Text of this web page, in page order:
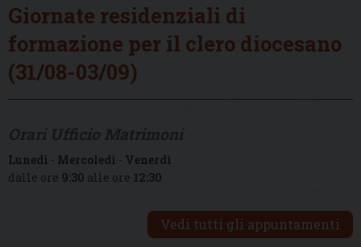
Giornate residenziali di
formazione per il clero diocesano
(31/08-03/09)
Lunedì - Mercoledì - Venerdì
dalle ore 9:30 alle ore 12:30
Vedi tutti gli appuntamenti